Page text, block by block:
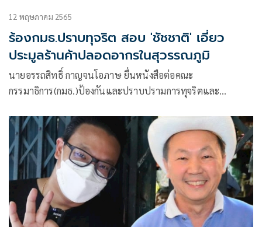
12 พฤษภาคม 2565
ร้องกมธ.ปราบทุจริต สอบ 'ชัชชาติ' เอี่ยว
ประมูลร้านค้าปลอดอากรในสุวรรณภูมิ
นายอรรถสิทธิ์ กาญจนโอภาษ ยื่นหนังสือต่อคณะ
กรรมาธิการ(กมธ.)ป้องกันและปราบปรามการทุจริตและ
ชาติ สิทธิพันธุ์